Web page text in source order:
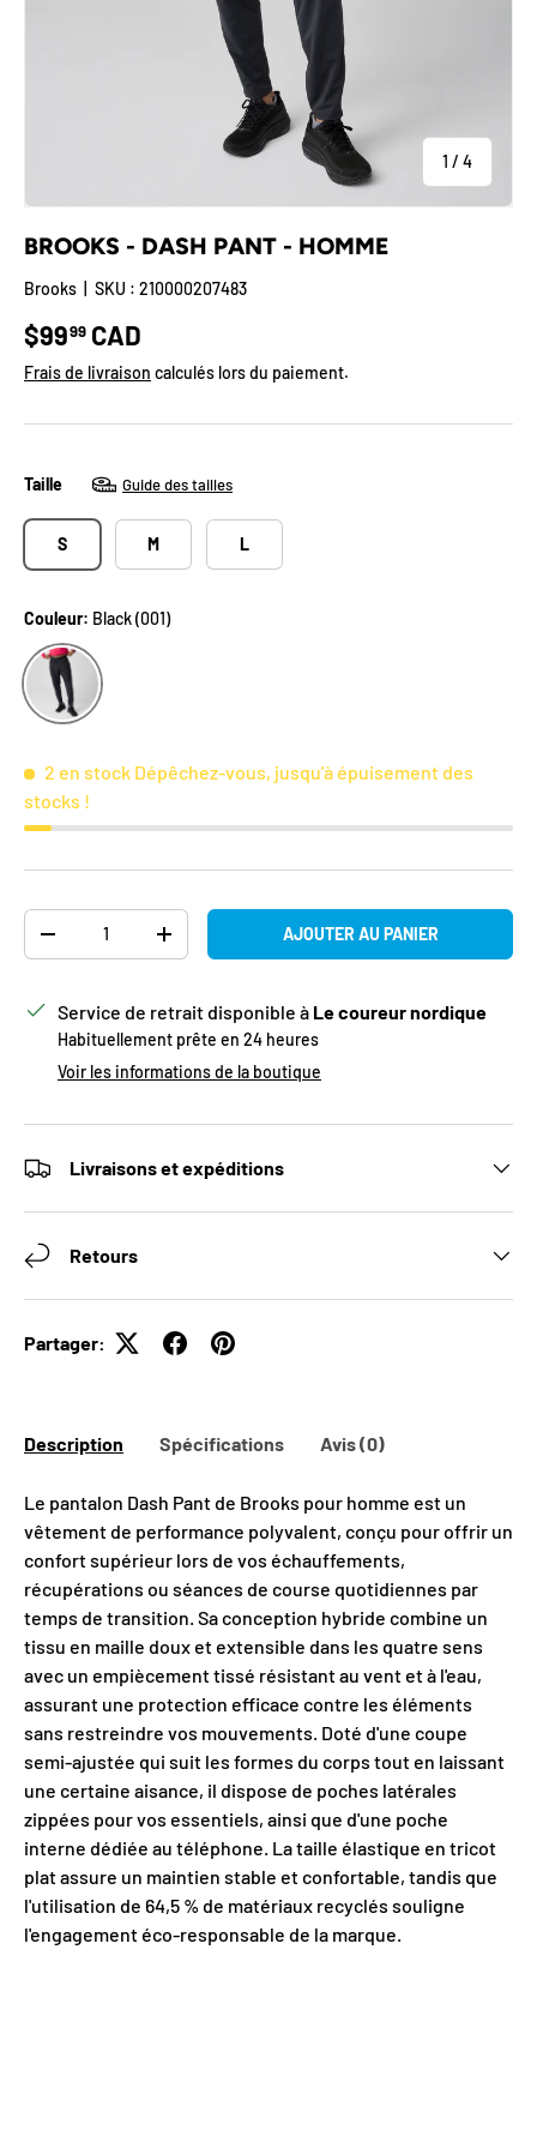
1 / de
4
BROOKS - DASH PANT - HOMME
Brooks SKU : 210000207483
Prix habituel
$9999 CAD
Frais de livraison calculés lors du paiement.
Taille Guide des tailles
S M L
Couleur: Black (001)
Black (001)
2 en stock Dépêchez-vous, jusqu'à épuisement des
stocks !
DIMINUER LA QUANTITÉAUGMENTER LA QUANTITÉAJOUTER AU PANIER
Service de retrait disponible à Le coureur nordique
Habituellement prête en 24 heures
Voir les informations de la boutique
Livraisons et expéditions
Retours
Partager:
Description Spécifications Avis (0)
Le pantalon Dash Pant de Brooks pour homme est un
vêtement de performance polyvalent, conçu pour offrir un
confort supérieur lors de vos échauffements,
récupérations ou séances de course quotidiennes par
temps de transition. Sa conception hybride combine un
tissu en maille doux et extensible dans les quatre sens
avec un empiècement tissé résistant au vent et à l'eau,
assurant une protection efficace contre les éléments
sans restreindre vos mouvements. Doté d'une coupe
semi-ajustée qui suit les formes du corps tout en laissant
une certaine aisance, il dispose de poches latérales
zippées pour vos essentiels, ainsi que d'une poche
interne dédiée au téléphone. La taille élastique en tricot
plat assure un maintien stable et confortable, tandis que
l'utilisation de 64,5 % de matériaux recyclés souligne
l'engagement éco-responsable de la marque.